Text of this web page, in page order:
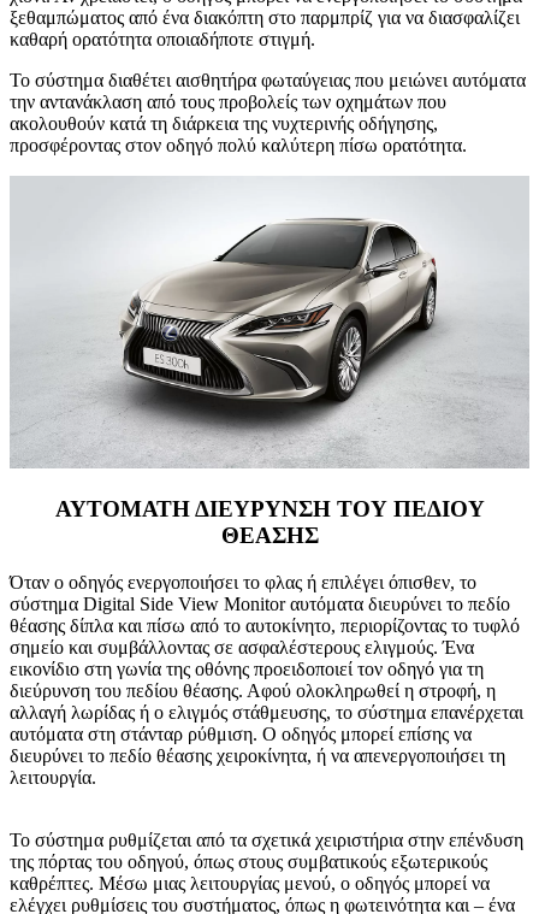
ξεθαμπώματος από ένα διακόπτη στο παρμπρίζ για να διασφαλίζει
καθαρή ορατότητα οποιαδήποτε στιγμή.
Το σύστημα διαθέτει αισθητήρα φωταύγειας που μειώνει αυτόματα
την αντανάκλαση από τους προβολείς των οχημάτων που
ακολουθούν κατά τη διάρκεια της νυχτερινής οδήγησης,
προσφέροντας στον οδηγό πολύ καλύτερη πίσω ορατότητα.
ΑΥΤΟΜΑΤΗ ΔΙΕΥΡΥΝΣΗ ΤΟΥ ΠΕΔΙΟΥ
ΘΕΑΣΗΣ
Όταν ο οδηγός ενεργοποιήσει το φλας ή επιλέγει όπισθεν, το
σύστημα Digital Side View Monitor αυτόματα διευρύνει το πεδίο
θέασης δίπλα και πίσω από το αυτοκίνητο, περιορίζοντας το τυφλό
σημείο και συμβάλλοντας σε ασφαλέστερους ελιγμούς. Ένα
εικονίδιο στη γωνία της οθόνης προειδοποιεί τον οδηγό για τη
διεύρυνση του πεδίου θέασης. Αφού ολοκληρωθεί η στροφή, η
αλλαγή λωρίδας ή ο ελιγμός στάθμευσης, το σύστημα επανέρχεται
αυτόματα στη στάνταρ ρύθμιση. Ο οδηγός μπορεί επίσης να
διευρύνει το πεδίο θέασης χειροκίνητα, ή να απενεργοποιήσει τη
λειτουργία.
Το σύστημα ρυθμίζεται από τα σχετικά χειριστήρια στην επένδυση
της πόρτας του οδηγού, όπως στους συμβατικούς εξωτερικούς
καθρέπτες. Μέσω μιας λειτουργίας μενού, ο οδηγός μπορεί να
ελέγχει ρυθμίσεις του συστήματος, όπως η φωτεινότητα και – ένα